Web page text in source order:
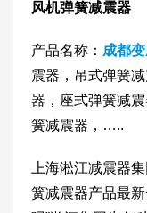
风机弹簧减震器
产品名称： 成都
震器，吊式弹簧
器，座式弹簧减
簧减震器，…..
上海淞江减震器
簧减震器产品最